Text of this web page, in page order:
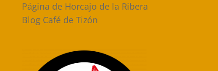
Página de Horcajo de la Ribera
Blog Café de Tizón